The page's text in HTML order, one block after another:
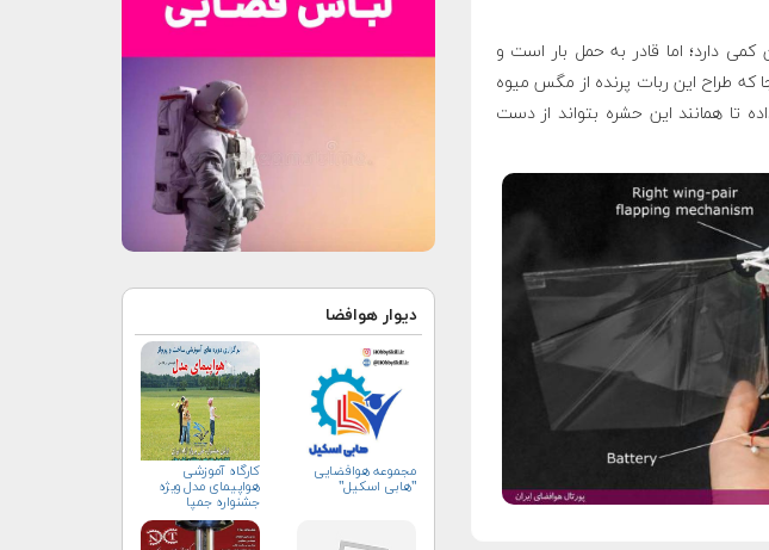
دارد؛ اما قادر به حمل بار است و
که طراح این ربات پرنده از مگس میوه
تا همانند این حشره بتواند از دست
دیوار هوافضا
مجموعه هوافضایی
"هابی اسکیل"
کارگاه آموزشی
هواپیمای مدل ویژه
جشنواره جمپا